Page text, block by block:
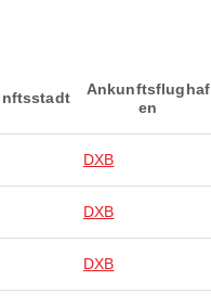
Ankunftsflughaf
en
DXB
DXB
DXB